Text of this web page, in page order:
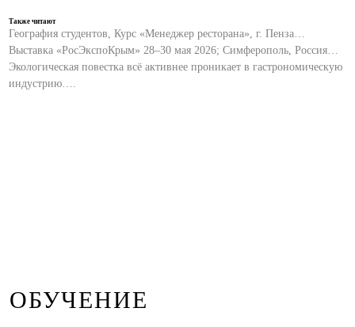
Также читают
География студентов, Курс «Менеджер ресторана», г. Пенза…
Выставка «РосЭкспоКрым» 28–30 мая 2026; Симферополь, Россия…
Экологическая повестка всё активнее проникает в гастрономическую
индустрию….
ОБУЧЕНИЕ